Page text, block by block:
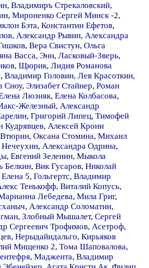
, Владимиръ Стрекаловский,
, Мироненко Сергей Минск -2,
Бэта, Константин Ефетов,
, Александр Рывин, Александра
, Вера Свистун, Ольга
Васса, Энн, Ласковый-Зверь,
, Щюрик, Лидия Романова
, Владимир Головин, Лев Красоткин,
Сноу, Элизабет Стайнер, Роман
Люзняк, Елена Колбасова,
Железный, Александр
, Григорий Липец, Тимофей
Кудрявцев, Алексей Крони
, Оксана Стомина, Михаил
, Александра Одрина,
, Евгений Зеленин, Мыкола
Белкин, Вик Гусаров, Николай
5, Гольгертс, Владимир
Тенькофф, Виталий Копусь,
Лебедева, Мила Григ,
, Александр Соломатин,
, Злобный Мышалет, Сергей
Сергеевич Трофимов, Асетроф,
, Нерыдайидальго, Кирьяков
Мищенко 2, Тома Шаповалова,
, Маджента, Владимир